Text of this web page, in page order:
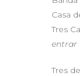
Casa
Tres
entrar
Tres